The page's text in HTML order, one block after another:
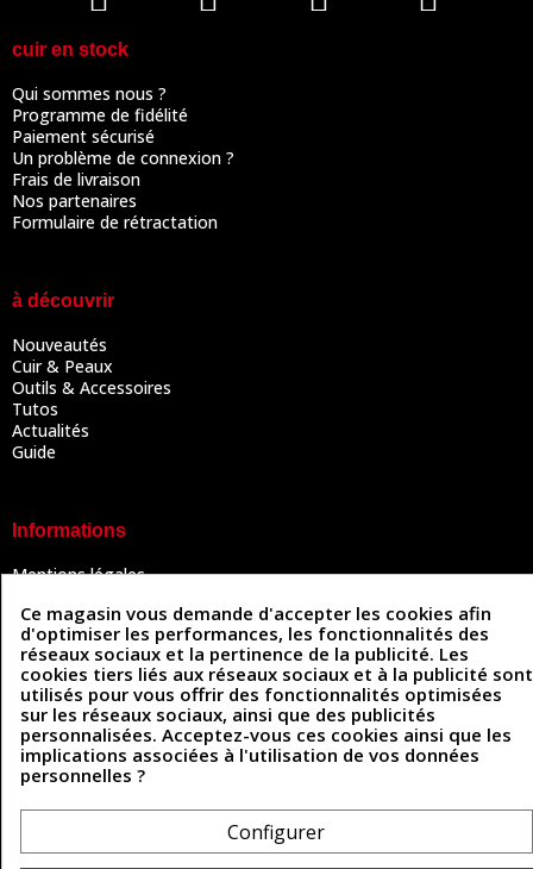
cuir en stock
Qui sommes nous ?
Programme de fidélité
Paiement sécurisé
Un problème de connexion ?
Frais de livraison
Nos partenaires
Formulaire de rétractation
à découvrir
Nouveautés
Cuir & Peaux
Outils & Accessoires
Tutos
Actualités
Guide
Informations
Mentions légales
Politique de confidentialité
Politique des cookies
Contactez-nous
Coordonnées
493 Chemin de Catougnac
contact@cuirenstock.com
Ce magasin vous demande d'accepter les cookies afin
d'optimiser les performances, les fonctionnalités des
réseaux sociaux et la pertinence de la publicité. Les
cookies tiers liés aux réseaux sociaux et à la publicité sont
utilisés pour vous offrir des fonctionnalités optimisées
sur les réseaux sociaux, ainsi que des publicités
personnalisées. Acceptez-vous ces cookies ainsi que les
implications associées à l'utilisation de vos données
personnelles ?
Configurer